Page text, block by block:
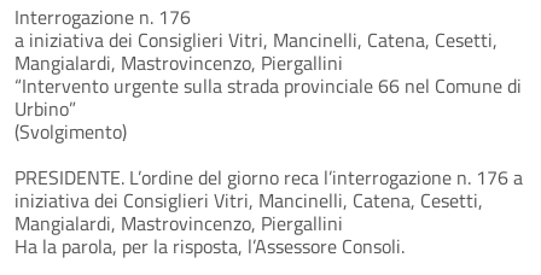
Interrogazione n. 176
a iniziativa dei Consiglieri Vitri, Mancinelli, Catena, Cesetti,
Mangialardi, Mastrovincenzo, Piergallini
“Intervento urgente sulla strada provinciale 66 nel Comune di
Urbino”
(Svolgimento)
PRESIDENTE. L’ordine del giorno reca l’interrogazione n. 176 a
iniziativa dei Consiglieri Vitri, Mancinelli, Catena, Cesetti,
Mangialardi, Mastrovincenzo, Piergallini
Ha la parola, per la risposta, l’Assessore Consoli.